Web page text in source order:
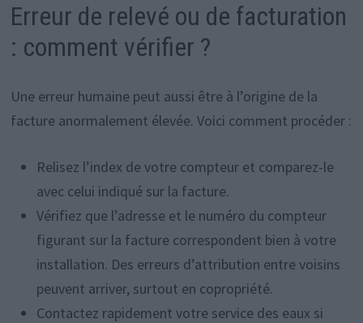
Erreur de relevé ou de facturation
: comment vérifier ?
Une erreur humaine peut aussi être à l’origine de la
facture anormalement élevée. Voici comment procéder :
Relisez l’index de votre compteur et comparez-le
avec celui indiqué sur la facture.
Vérifiez que l’adresse et le numéro du compteur
figurant sur la facture correspondent bien à votre
installation. Des erreurs d’attribution entre voisins
peuvent arriver, surtout en copropriété.
Contactez rapidement votre service des eaux si